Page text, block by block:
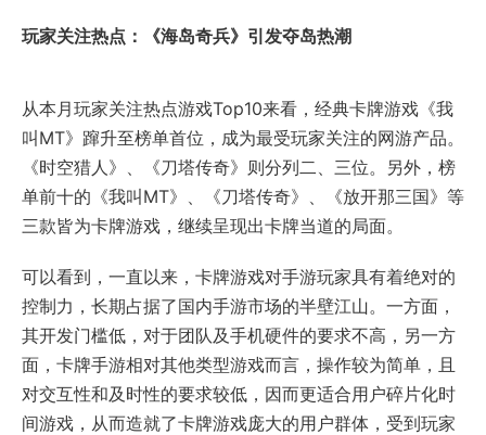
玩家关注热点：《海岛奇兵》引发夺岛热潮
从本月玩家关注热点游戏Top10来看，经典卡牌游戏《我
叫MT》蹿升至榜单首位，成为最受玩家关注的网游产品。
《时空猎人》、《刀塔传奇》则分列二、三位。另外，榜
单前十的《我叫MT》、《刀塔传奇》、《放开那三国》等
三款皆为卡牌游戏，继续呈现出卡牌当道的局面。
可以看到，一直以来，卡牌游戏对手游玩家具有着绝对的
控制力，长期占据了国内手游市场的半壁江山。一方面，
其开发门槛低，对于团队及手机硬件的要求不高，另一方
面，卡牌手游相对其他类型游戏而言，操作较为简单，且
对交互性和及时性的要求较低，因而更适合用户碎片化时
间游戏，从而造就了卡牌游戏庞大的用户群体，受到玩家